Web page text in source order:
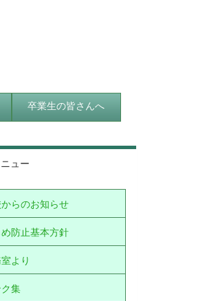
卒業生の皆さんへ
ュー
らのお知らせ
防止基本方針
より
集